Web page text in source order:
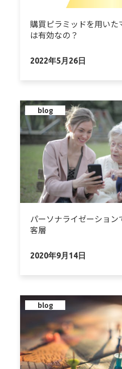
購買ピラミッドを用いた
は有効なの？
2022年5月26日
blog
パーソナライゼーショ
客層
2020年9月14日
blog